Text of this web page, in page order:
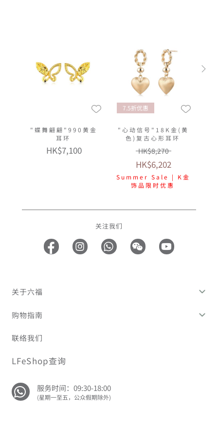
"蝶舞翩翩"990黄金
耳环
HK$7,100
7.5折优惠
"心动信号"18K金(黄
色)复古心形耳环
HK$8,270
HK$6,202
Summer Sale | K金
饰品限时优惠
关注我们
关于六福
购物指南
联络我们
LFeShop查询
服务时间：09:30-18:00
(星期一至五，公众假期除外)